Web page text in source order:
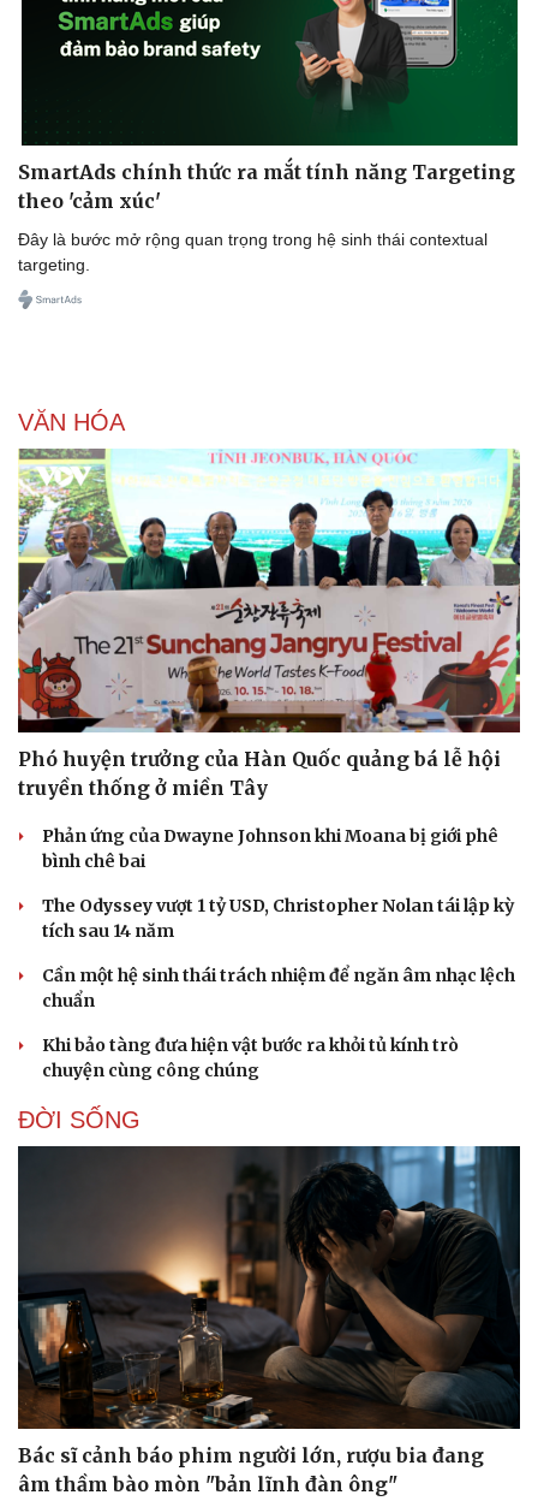
Thông tin doanh nghiệp
Doanh nghiệp 24h
Doanh nhân
Công nghệ
Sành điệu
Tin Công nghệ
SmartAds chính thức ra mắt tính năng Targeting
theo 'cảm xúc'
Đây là bước mở rộng quan trọng trong hệ sinh thái contextual
targeting.
VĂN HÓA
Phó huyện trưởng của Hàn Quốc quảng bá lễ hội
truyền thống ở miền Tây
Phản ứng của Dwayne Johnson khi Moana bị giới phê
bình chê bai
The Odyssey vượt 1 tỷ USD, Christopher Nolan tái lập kỳ
tích sau 14 năm
Cần một hệ sinh thái trách nhiệm để ngăn âm nhạc lệch
chuẩn
Khi bảo tàng đưa hiện vật bước ra khỏi tủ kính trò
chuyện cùng công chúng
ĐỜI SỐNG
Bác sĩ cảnh báo phim người lớn, rượu bia đang
âm thầm bào mòn "bản lĩnh đàn ông"